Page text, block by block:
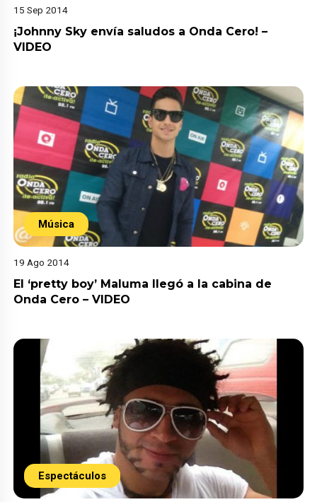
15 Sep 2014
¡Johnny Sky envía saludos a Onda Cero! –
VIDEO
Música
19 Ago 2014
El ‘pretty boy’ Maluma llegó a la cabina de
Onda Cero – VIDEO
Espectáculos